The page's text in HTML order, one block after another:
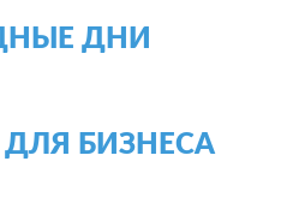
ДНИ
БИЗНЕСА